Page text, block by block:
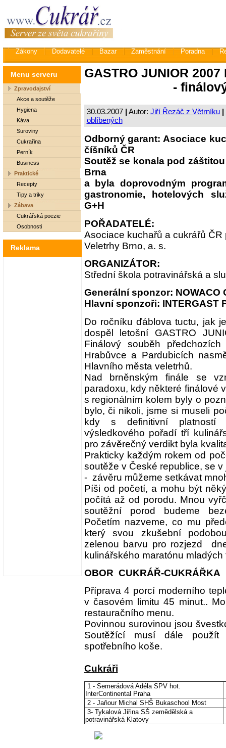
Zákony Dodavatelé Bazar Zaměstnání Poradna
Menu serveru
Zpravodajství
Akce a soutěže
Hygiena
Káva
Suroviny
Cukrařina
Perník
Business
Praktické
Recepty
Tipy a triky
Zábava
Cukrářská poezie
Osobnosti
Reklama
GASTRO JUNIOR 2007
-
30.03.2007 | Autor: Jiří Řezáč z Větrníku |
oblíbených
Odborný garant: Asociace
číšníků ČR
Soutěž se konala pod
Brna
a byla doprovodným
gastronomie, hotelových
G+H
POŘADATELÉ:
Asociace kuchařů a cukrářů ČR
Veletrhy Brno, a. s.
ORGANIZÁTOR:
Střední škola potravinářská a
Generální sponzor: NOWACO
Hlavní sponzoři: INTERGAST
Do ročníku ďáblova tuctu, jak
dospěl letošní GASTRO
Finálový souběh
Hrabůvce a Pardubicích
Hlavního města veletrhů.
Nad brněnským finále se
paradoxu, kdy některé finálové
s regionálním kolem byly o
bylo, či nikoli, jsme si museli
kdy s definitivní platností
výsledkového pořadí tří
pro závěrečný verdikt byla
Prakticky každým rokem od
soutěže v České republice, se
- závěru můžeme setkávat
Píši od početí, a mohu být
počítá až od porodu. Mnou
soutěžní porod budeme
Početím nazveme, co mu
který svou zkušební
zelenou barvu pro rozjezd
kulinářského maratónu
OBOR CUKRÁŘ-CUKRÁŘKA
Příprava 4 porcí moderního
v časovém limitu 45 minut..
restauračního menu.
Povinnou surovinou jsou
Soutěžící musí dále použít
spotřebního koše.
Cukráři
1 - Semerádová Adéla SPV hot.
InterContinental Praha
2 - Jaňour Michal SHŠ Bukaschool Most
3- Tykalová Jiřina SŠ zemědělská a
potravinářská Klatovy